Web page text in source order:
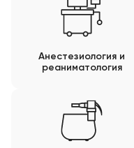
Анестезиология и
реаниматология